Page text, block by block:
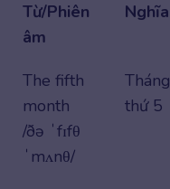
Từ/Phiên
âm
Nghĩa
The fifth
month
/ðə ˈfɪfθ
ˈmʌnθ/
Tháng
thứ 5